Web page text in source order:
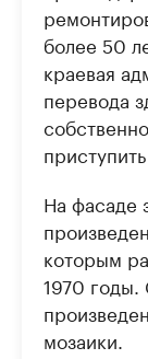
более 50
краевая
перевода
На фасаде
которым
1970 годы.
мозаики.